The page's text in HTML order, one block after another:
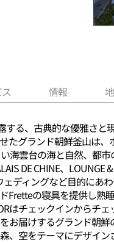
情報
る、古典的な優雅さ
たグランド朝鮮釜山は
海雲台の海と自然、都
DE CHINE、
ディングなど目的にあ
Fretteの寝具を提供し熟
はチェックインからチ
お届けするグランド朝
、空をテーマにデザイ